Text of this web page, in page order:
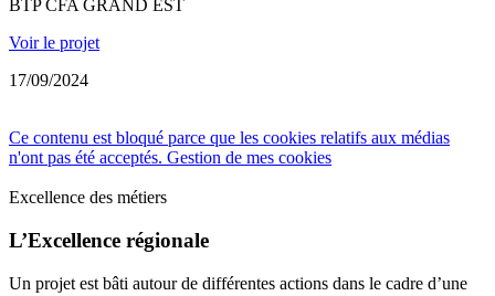
BTP CFA GRAND EST
Voir le projet
17/09/2024
Ce contenu est bloqué parce que les cookies relatifs aux médias
n'ont pas été acceptés. Gestion de mes cookies
Excellence des métiers
L’Excellence régionale
Un projet est bâti autour de différentes actions dans le cadre d’une